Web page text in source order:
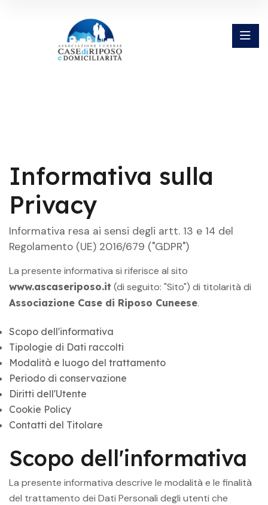
Informativa sulla
Privacy
Informativa resa ai sensi degli artt. 13 e 14 del
Regolamento (UE) 2016/679 ("GDPR")
La presente informativa si riferisce al sito
www.ascaseriposo.it (di seguito: "Sito") di titolarità di
Associazione Case di Riposo Cuneese.
Scopo dell'informativa
Tipologie di Dati raccolti
Modalità e luogo del trattamento
Periodo di conservazione
Diritti dell'Utente
Cookie Policy
Contatti del Titolare
Scopo dell'informativa
La presente informativa descrive le modalità e le finalità
del trattamento dei Dati Personali degli utenti che